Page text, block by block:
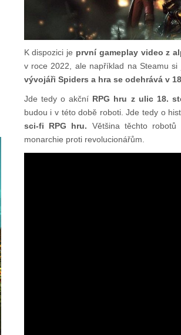
K dispozici je první gameplay video z
v roce 2022, ale například na Steamu
vývojáři Spiders a hra se odehrává v
Jde tedy o akční RPG hru z ulic 18.
budou i v této době roboti. Jde tedy o
sci-fi RPG hru. Většina těchto
monarchie proti revolucionářům.